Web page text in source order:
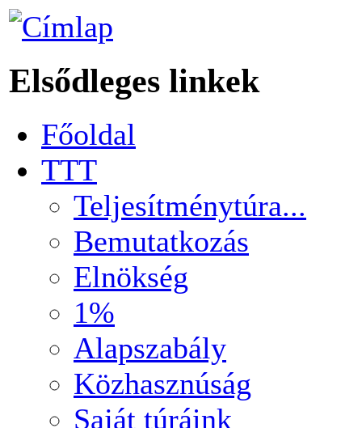
Elsődleges linkek
Főoldal
TTT
Teljesítménytúra...
Bemutatkozás
Elnökség
1%
Alapszabály
Közhasznúság
Saját túráink